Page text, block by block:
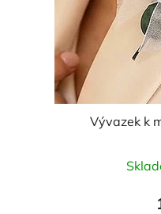
Vývazek k